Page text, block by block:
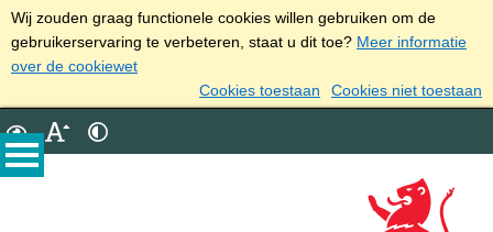
Wij zouden graag functionele cookies willen gebruiken om de
gebruikerservaring te verbeteren, staat u dit toe? Meer informatie
over de cookiewet
Cookies toestaan
Cookies niet toestaan